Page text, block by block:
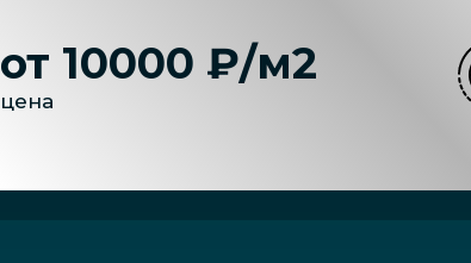
от 10000 ₽/м2
цена